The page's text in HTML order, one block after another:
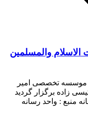
الاسلام والمسلمین
موسسه تخصصی امیر
زاده برگزار گردید
منبع : واحد رسانه